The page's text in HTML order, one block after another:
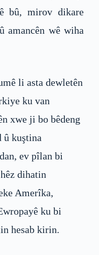
bû, mirov dikare
amancên wê wiha
li asta dewletên
ku van
xwe ji bo bêdeng
û kuştina
ev pîlan bi
dihatin
Amerîka,
ku bi
hesab kirin.